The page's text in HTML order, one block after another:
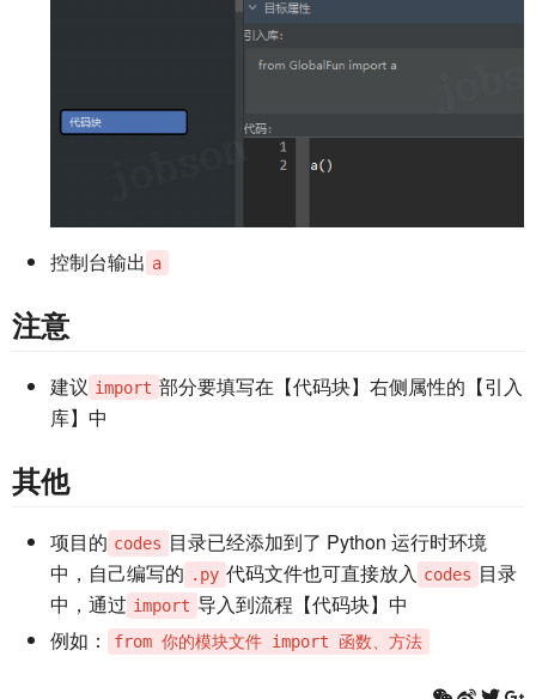
控制台输出 a
注意
建议 import 部分要填写在【代码块】右侧属性的【引入
库】中
其他
项目的 codes 目录已经添加到了 Python 运行时环境
中，自己编写的 .py 代码文件也可直接放入 codes 目录
中，通过 import 导入到流程【代码块】中
例如：
from 你的模块文件 import 函数、方法